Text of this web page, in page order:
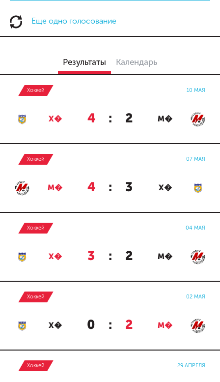
Еще одно голосование
Результаты Календарь
Хоккей 10 МАЯ
Х� 4 : 2 М�
Хоккей 07 МАЯ
М� 4 : 3 Х�
Хоккей 04 МАЯ
Х� 3 : 2 М�
Хоккей 02 МАЯ
Х� 0 : 2 М�
Хоккей 29 АПРЕЛЯ